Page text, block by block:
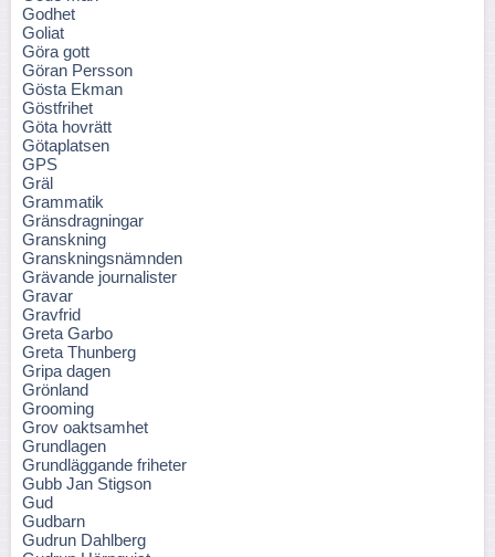
Godhet
Goliat
Göra gott
Göran Persson
Gösta Ekman
Göstfrihet
Göta hovrätt
Götaplatsen
GPS
Gräl
Grammatik
Gränsdragningar
Granskning
Granskningsnämnden
Grävande journalister
Gravar
Gravfrid
Greta Garbo
Greta Thunberg
Gripa dagen
Grönland
Grooming
Grov oaktsamhet
Grundlagen
Grundläggande friheter
Gubb Jan Stigson
Gud
Gudbarn
Gudrun Dahlberg